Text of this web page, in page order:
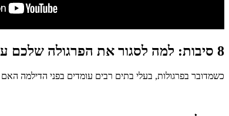
8 סיבות: למה לסגור את הפרגולה שלכם עם זכוכיות מתקפלות?
כשמדובר בפרגולות, בעלי בתים רבים עומדים בפני הדילמה האם להשאיר אותה פתוחה או לסגור אותה. ריכזנו